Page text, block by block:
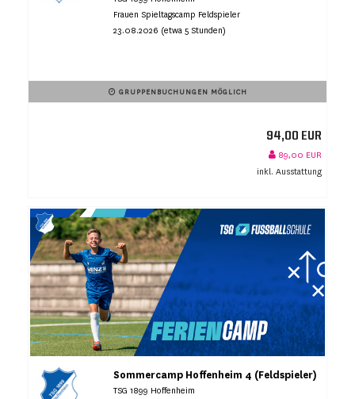
Frauen Spieltagscamp Feldspieler
23.08.2026 (etwa 5 Stunden)
GRUPPENBUCHUNGEN MÖGLICH
94,00 EUR
89,00 EUR
inkl. Ausstattung
Sommercamp Hoffenheim 4 (Feldspieler)
TSG 1899 Hoffenheim